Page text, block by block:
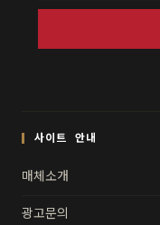
사이트 안내
매체소개
광고문의